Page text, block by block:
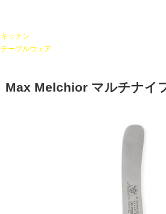
キッチン
テーブルウェア
Max Melchior マルチナイ